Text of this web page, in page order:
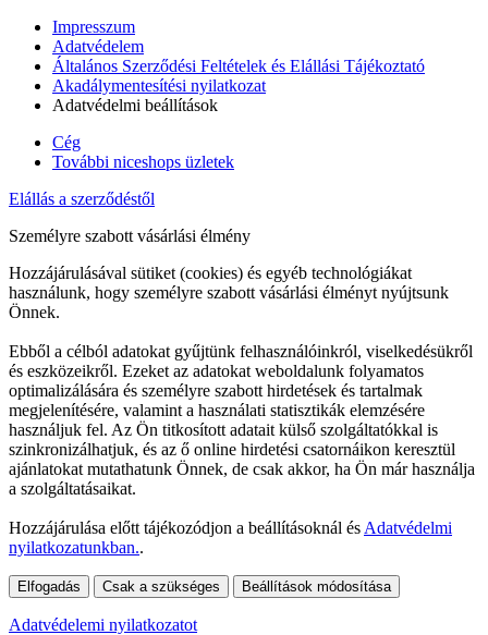
Impresszum
Adatvédelem
Általános Szerződési Feltételek és Elállási Tájékoztató
Akadálymentesítési nyilatkozat
Adatvédelmi beállítások
Cég
További niceshops üzletek
Elállás a szerződéstől
Személyre szabott vásárlási élmény
Hozzájárulásával sütiket (cookies) és egyéb technológiákat
használunk, hogy személyre szabott vásárlási élményt nyújtsunk
Önnek.
Ebből a célból adatokat gyűjtünk felhasználóinkról, viselkedésükről
és eszközeikről. Ezeket az adatokat weboldalunk folyamatos
optimalizálására és személyre szabott hirdetések és tartalmak
megjelenítésére, valamint a használati statisztikák elemzésére
használjuk fel. Az Ön titkosított adatait külső szolgáltatókkal is
szinkronizálhatjuk, és az ő online hirdetési csatornáikon keresztül
ajánlatokat mutathatunk Önnek, de csak akkor, ha Ön már használja
a szolgáltatásaikat.
Hozzájárulása előtt tájékozódjon a beállításoknál és Adatvédelmi
nyilatkozatunkban..
Elfogadás Csak a szükséges Beállítások módosítása
Adatvédelemi nyilatkozatot